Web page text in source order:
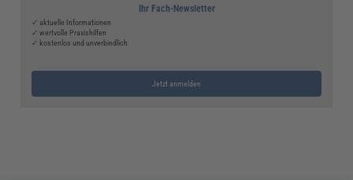
Ihr Fach-Newsletter
✓ aktuelle Informationen
✓ wertvolle Praxishilfen
✓ kostenlos und unverbindlich
Jetzt anmelden